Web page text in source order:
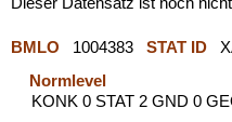
BMLO 1004383 STAT ID
Normlevel
KONK 0 STAT 2 GND 0